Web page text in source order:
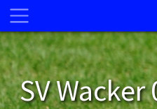
SV Wacker